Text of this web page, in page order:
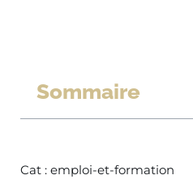
Sommaire
Cat : emploi-et-formation